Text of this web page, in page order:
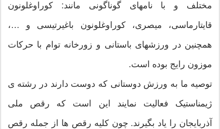
مختلف و با نامهای گوناگونی مانند: کوراوغلونون
قایتارماسی، میصری، کوراوغلونون باغیرتیسی و …،
همچنین در ورزشهای باستانی و زورخانه توام با حرکات
موزون رایج بوده است.
توصیه ما به ورزش دوستانی که دوست دارند در رشته ی
ژیمناستیک فعالیت نمایند این است که رقص ملی
آذربایجان را یاد بگیرند. چون کلیه رقص ها از جمله رقص